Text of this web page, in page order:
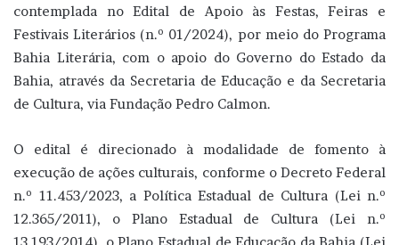
contemplada no Edital de Apoio às Festas, Feiras e
Festivais Literários (n.º 01/2024), por meio do Programa
Bahia Literária, com o apoio do Governo do Estado da
Bahia, através da Secretaria de Educação e da Secretaria
de Cultura, via Fundação Pedro Calmon.
O edital é direcionado à modalidade de fomento à
execução de ações culturais, conforme o Decreto Federal
n.º 11.453/2023, a Política Estadual de Cultura (Lei n.º
12.365/2011), o Plano Estadual de Cultura (Lei n.º